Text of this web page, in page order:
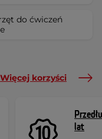
do ćwiczeń
Więcej korzyści
lat